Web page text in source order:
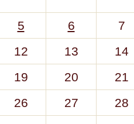
5 6
7
12 13
14
19 20
21
26 27
28